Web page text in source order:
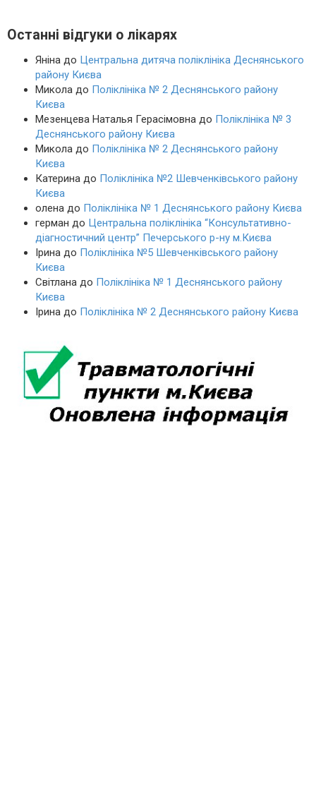
Останні відгуки о лікарях
Яніна до Центральна дитяча поліклініка Деснянського
району Києва
Микола до Поліклініка № 2 Деснянського району
Києва
Мезенцева Наталья Герасімовна до Поліклініка № 3
Деснянського району Києва
Микола до Поліклініка № 2 Деснянського району
Києва
Катерина до Поліклініка №2 Шевченківського району
Києва
олена до Поліклініка № 1 Деснянського району Києва
герман до Центральна поліклініка “Консультативно-
діагностичний центр” Печерського р-ну м.Києва
Ірина до Поліклініка №5 Шевченківського району
Києва
Світлана до Поліклініка № 1 Деснянського району
Києва
Ірина до Поліклініка № 2 Деснянського району Києва